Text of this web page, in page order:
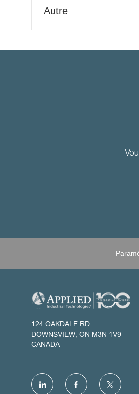
Autre
124 OAKDALE RD
DOWNSVIEW, ON M3N 1V9
CANADA
follow